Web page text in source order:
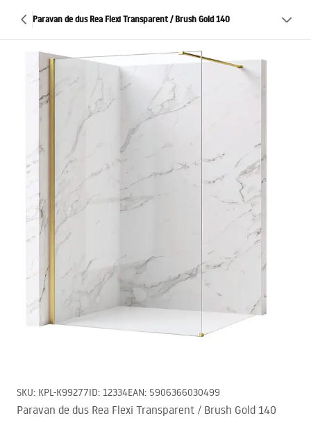
Paravan de dus Rea Flexi Transparent / Brush Gold 140
SKU: KPL-K99277ID: 12334EAN: 5906366030499
Paravan de dus Rea Flexi Transparent / Brush Gold 140